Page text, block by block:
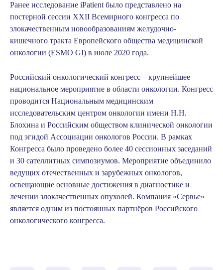
Ранее исследование iPatient было представлено на
постерной сессии XXII Всемирного конгресса по
злокачественным новообразованиям желудочно-
кишечного тракта Европейского общества медицинской
онкологии (ESMO GI) в июле 2020 года.
Российский онкологический конгресс – крупнейшее
национальное мероприятие в области онкологии. Конгресс
проводится Национальным медицинским
исследовательским центром онкологии имени Н.Н.
Блохина и Российским обществом клинической онкологии
под эгидой Ассоциации онкологов России. В рамках
Конгресса было проведено более 40 сессионных заседаний
и 30 сателлитных симпозиумов. Мероприятие объединило
ведущих отечественных и зарубежных онкологов,
освещающие основные достижения в диагностике и
лечении злокачественных опухолей. Компания «Сервье»
является одним из постоянных партнёров Российского
онкологического конгресса.